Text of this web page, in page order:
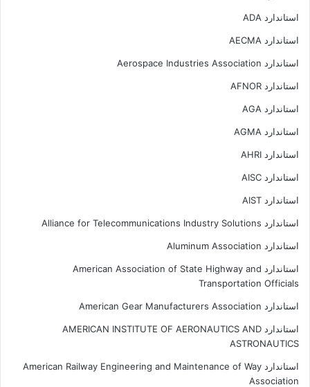
استاندارد ADA
استاندارد AECMA
استاندارد Aerospace Industries Association
استاندارد AFNOR
استاندارد AGA
استاندارد AGMA
استاندارد AHRI
استاندارد AISC
استاندارد AIST
استاندارد Alliance for Telecommunications Industry Solutions
استاندارد Aluminum Association
استاندارد American Association of State Highway and
Transportation Officials
استاندارد American Gear Manufacturers Association
استاندارد AMERICAN INSTITUTE OF AERONAUTICS AND
ASTRONAUTICS
استاندارد American Railway Engineering and Maintenance of Way
Association